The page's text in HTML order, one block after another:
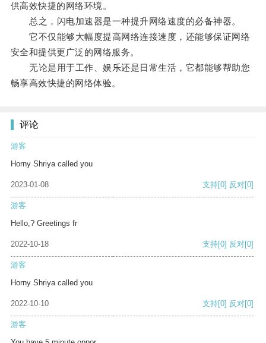
供高效快捷的网络环境。
总之，闪电加速器是一种提升网络速度的必备神器。
它不仅能够大幅度提高网络连接速度，还能够保证网络
安全和提供更广泛的网络服务。
无论是用于工作、娱乐还是日常生活，它都能够帮助您
畅享高效快捷的网络体验。
评论
游客
Horny Shriya called you
2023-01-08 支持[0] 反对[0]
游客
Hello,? Greetings fr
2022-10-18 支持[0] 反对[0]
游客
Horny Shriya called you
2022-10-10 支持[0] 反对[0]
游客